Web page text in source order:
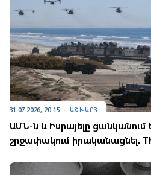
31.07.2026, 20:15 ԱՇԽԱՐՀ
ԱՄՆ-ն և Իսրայելը
շրջափակում իրականացնել.